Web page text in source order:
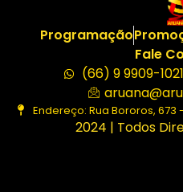
Programação
Fale
(66) 9 9909-1021
Endereço: Rua Bororos,
2024 | Todos